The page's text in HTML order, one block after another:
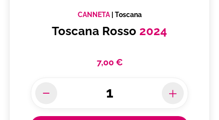
CANNETA| Toscana
Toscana Rosso 2024
7,00 €